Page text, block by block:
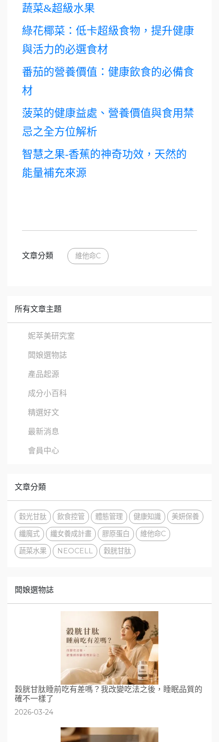
蔬菜&超級水果
綠花椰菜：低卡超級食物，提升健康
與活力的必選食材
番茄的營養價值：健康飲食的必備食
材
菠菜的健康益處、營養價值與食用禁
忌之全方位解析
智慧之果-香蕉的神奇功效，天然的
能量補充來源
文章分類 維他命C
所有文章主題
妮萃美研究室
闆娘選物誌
產品起源
成分小百科
精選好文
最新消息
會員中心
文章分類
穀光甘肽 飲食控管 體態管理 健康知識
美妍保養
纖魔式
纖女養成計畫 膠原蛋白
維他命C
蔬菜水果
NEOCELL 穀胱甘肽
闆娘選物誌
穀胱甘肽睡前吃有差嗎？我改變吃法之後，睡眠品質的
確不一樣了
2026-03-24